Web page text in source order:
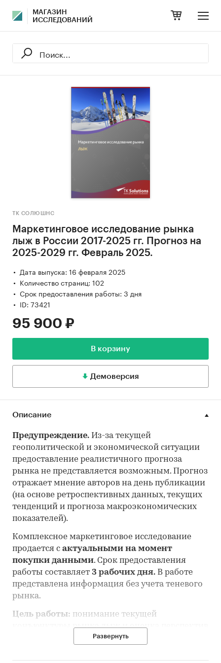
МАГАЗИН
ИССЛЕДОВАНИЙ
ТК СОЛЮШНС
Маркетинговое исследование рынка
лыж в России 2017-2025 гг. Прогноз на
2025-2029 гг. Февраль 2025.
Дата выпуска: 16 февраля 2025
Количество страниц: 102
Срок предоставления работы: 3 дня
ID: 73421
95 900 ₽
В корзину
Демоверсия
Описание
Предупреждение. Из-за текущей
геополитической и экономической ситуации
предоставление реалистичного прогноза
рынка не представляется возможным. Прогноз
отражает мнение авторов на день публикации
(на основе ретроспективных данных, текущих
тенденций и прогноза макроэкономических
показателей).
Комплексное маркетинговое исследование
продается с актуальными на момент
покупки данными. Срок предоставления
работы составляет 3 рабочих дня. В работе
представлена информация без учета теневого
рынка.
Цель работы: понимание текущей
конъюнктуры рынка лыж и оценка перспектив
Развернуть